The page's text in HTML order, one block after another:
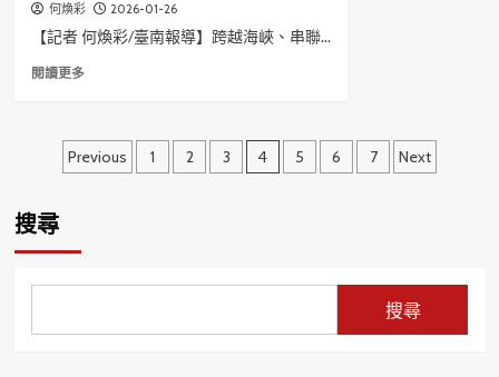
打
造
尚
影
藝
點
營
天
鵝
邀
何煥彩 2026-01-26
【記者 何煥彩/臺南報導】跨越海峽、串聯...
閱讀更多Read
之
旅
手
文
頁
Previous 1 2 3 4 5 6 7 Next
搜尋
搜尋